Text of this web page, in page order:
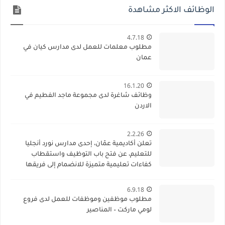
الوظائف الاكثر مشاهدة
4.7.18
مطلوب معلمات للعمل لدى مدارس كيان في
عمان
16.1.20
وظائف شاغرة لدى مجموعة ماجد الفطيم في
الاردن
2.2.26
تعلن أكاديمية عمّان، إحدى مدارس نورد أنجليا
للتعليم، عن فتح باب التوظيف واستقطاب
كفاءات تعليمية متميزة للانضمام إلى فريقها
6.9.18
مطلوب موظفين وموظفات للعمل لدى فروع
لومي ماركت – المناصير